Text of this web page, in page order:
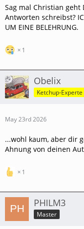
Sag mal Christian
Antworten schreibst?
UM EINE BELEHRUNG.
1
Obelix
Ketchup-Experte
May 23rd 2026
...wohl kaum, aber dir
Ahnung von deinen
1
PHILM3
Master